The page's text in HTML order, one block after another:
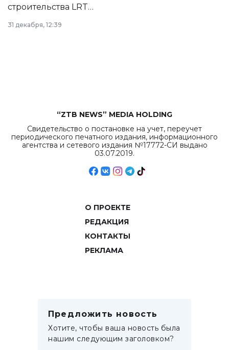
строительства LRT
в Астане из
республиканского
31 декабря, 12:39
“ZTB NEWS” MEDIA HOLDING
Свидетельство о постановке на учет, переучет
периодического печатного издания, информационного
агентства и сетевого издания №17772-СИ выдано
03.07.2019.
О ПРОЕКТЕ
РЕДАКЦИЯ
КОНТАКТЫ
РЕКЛАМА
Предложить новость
Хотите, чтобы ваша новость была
нашим следующим заголовком?